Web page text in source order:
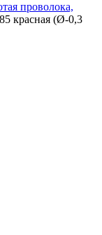
проволока,
красная (Ø-0,3